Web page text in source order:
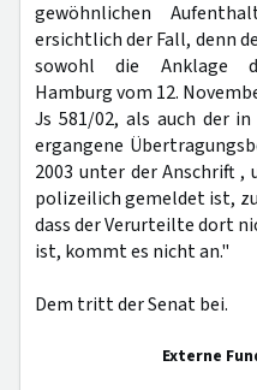
gewöhnlichen
ersichtlich der Fall, denn
sowohl die Anklage
Hamburg vom 12.
Js 581/02, als auch der
ergangene
2003 unter der Anschrift ,
polizeilich gemeldet ist,
dass der Verurteilte dort
ist, kommt es nicht an."
Dem tritt der Senat bei.
Externe